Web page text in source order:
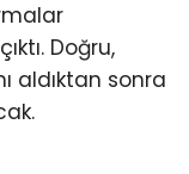
Doğru,
aldıktan sonra